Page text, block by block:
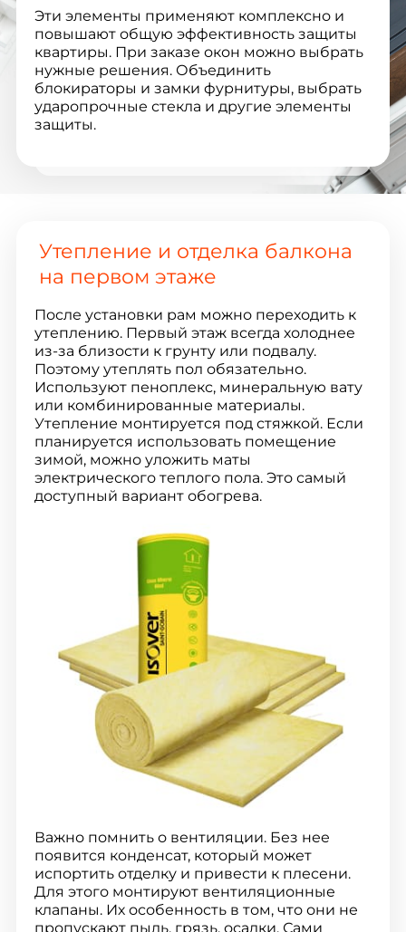
Эти элементы применяют комплексно и
повышают общую эффективность защиты
квартиры. При заказе окон можно выбрать
нужные решения. Объединить
блокираторы и замки фурнитуры, выбрать
ударопрочные стекла и другие элементы
защиты.
Утепление и отделка балкона
на первом этаже
После установки рам можно переходить к
утеплению. Первый этаж всегда холоднее
из-за близости к грунту или подвалу.
Поэтому утеплять пол обязательно.
Используют пеноплекс, минеральную вату
или комбинированные материалы.
Утепление монтируется под стяжкой. Если
планируется использовать помещение
зимой, можно уложить маты
электрического теплого пола. Это самый
доступный вариант обогрева.
Важно помнить о вентиляции. Без нее
появится конденсат, который может
испортить отделку и привести к плесени.
Для этого монтируют вентиляционные
клапаны. Их особенность в том, что они не
пропускают пыль, грязь, осадки. Сами